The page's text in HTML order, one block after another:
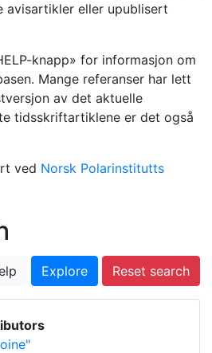
avisartikler eller upublisert
knapp» for informasjon om
Mange referanser har lett
av det aktuelle
tidsskriftartiklene er det også
ved Norsk Polarinstitutts
Explore Reset search